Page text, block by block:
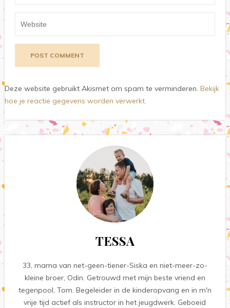
Deze website gebruikt Akismet om spam te verminderen. Bekijk
hoe je reactie gegevens worden verwerkt.
TESSA
33, mama van net-geen-tiener-Siska en niet-meer-zo-
kleine broer, Odin. Getrouwd met mijn beste vriend en
tegenpool, Tom. Begeleider in de kinderopvang en in m'n
vrije tijd actief als instructor in het jeugdwerk. Geboeid